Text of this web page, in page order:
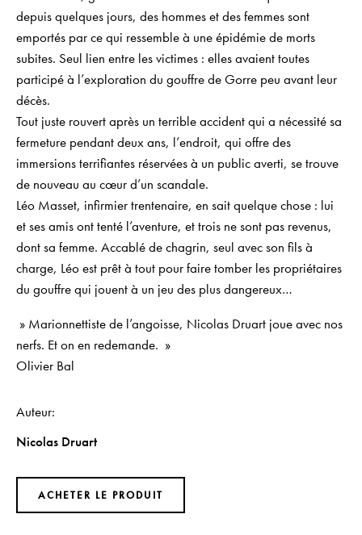
depuis quelques jours, des hommes et des femmes sont
emportés par ce qui ressemble à une épidémie de morts
subites. Seul lien entre les victimes : elles avaient toutes
participé à l’exploration du gouffre de Gorre peu avant leur
décès.
Tout juste rouvert après un terrible accident qui a nécessité sa
fermeture pendant deux ans, l’endroit, qui offre des
immersions terrifiantes réservées à un public averti, se trouve
de nouveau au cœur d’un scandale.
Léo Masset, infirmier trentenaire, en sait quelque chose : lui
et ses amis ont tenté l’aventure, et trois ne sont pas revenus,
dont sa femme. Accablé de chagrin, seul avec son fils à
charge, Léo est prêt à tout pour faire tomber les propriétaires
du gouffre qui jouent à un jeu des plus dangereux…
» Marionnettiste de l’angoisse, Nicolas Druart joue avec nos
nerfs. Et on en redemande. »
Olivier Bal
Auteur
Nicolas Druart
ACHETER LE PRODUIT